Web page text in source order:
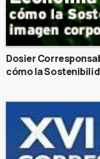
Dosier
cómo la